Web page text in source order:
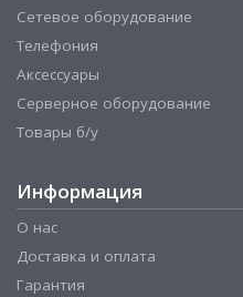
Сетевое оборудование
Телефония
Аксессуары
Серверное оборудование
Товары б/у
Информация
О нас
Доставка и оплата
Гарантия